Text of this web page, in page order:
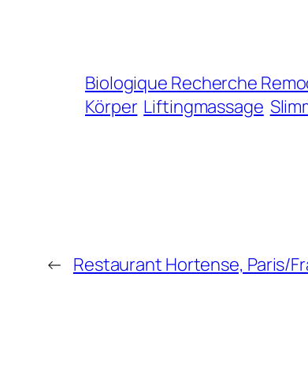
Biologique Recherche
Körper Liftingmassage
← Restaurant Hortense, Paris/